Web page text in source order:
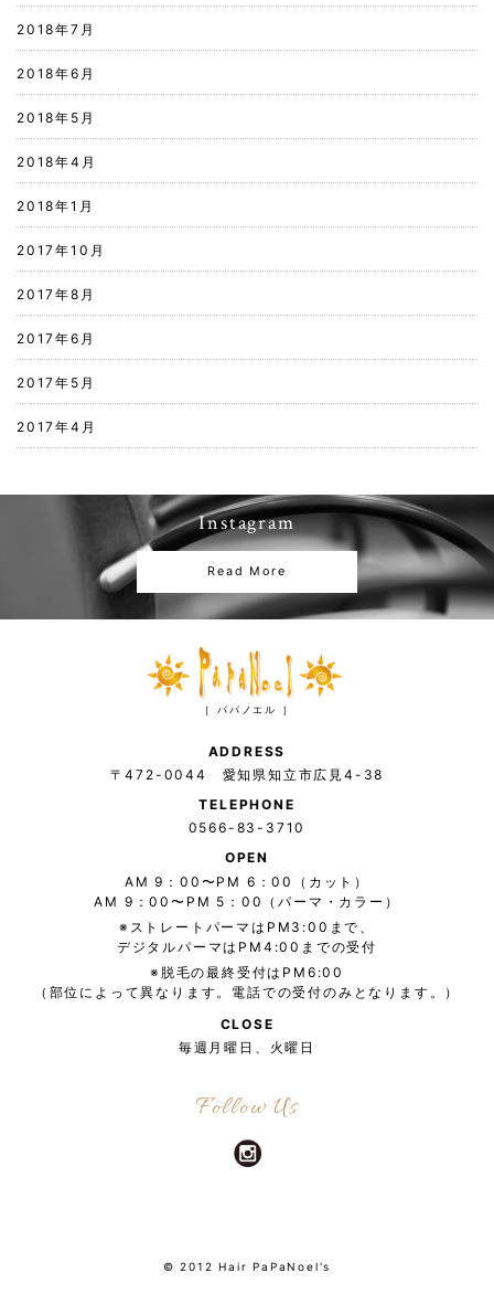
2018年7月
2018年6月
2018年5月
2018年4月
2018年1月
2017年10月
2017年8月
2017年6月
2017年5月
2017年4月
Instagram
Read More
［ パパノエル ］
ADDRESS
〒472-0044 愛知県知立市広見4-38
TELEPHONE
0566-83-3710
OPEN
AM 9：00〜PM 6：00（カット）
AM 9：00〜PM 5：00（パーマ・カラー）
※ストレートパーマはPM3:00まで、
デジタルパーマはPM4:00までの受付
※脱毛の最終受付はPM6:00
（部位によって異なります。電話での受付のみとなります。）
CLOSE
毎週月曜日、火曜日
Follow Us
© 2012 Hair PaPaNoel's